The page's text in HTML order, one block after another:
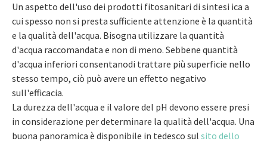
Un aspetto dell'uso dei prodotti fitosanitari di sintesi ica a
cui spesso non si presta sufficiente attenzione è la quantità
e la qualità dell'acqua. Bisogna utilizzare la quantità
d'acqua raccomandata e non di meno. Sebbene quantità
d'acqua inferiori consentanodi trattare più superficie nello
stesso tempo, ciò può avere un effetto negativo
sull'efficacia.
La durezza dell'acqua e il valore del pH devono essere presi
in considerazione per determinare la qualità dell'acqua. Una
buona panoramica è disponibile in tedesco sul sito dello